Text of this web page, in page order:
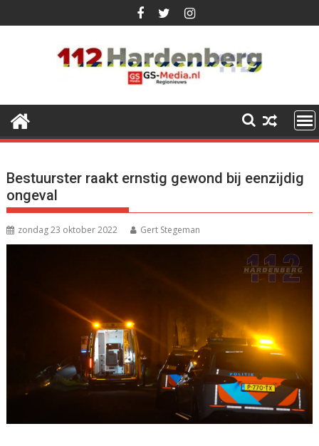
naar
Bestuurster raakt ernstig gewond bij eenzijdig
ongeval
zondag 23 oktober 2022 Gert Stegeman